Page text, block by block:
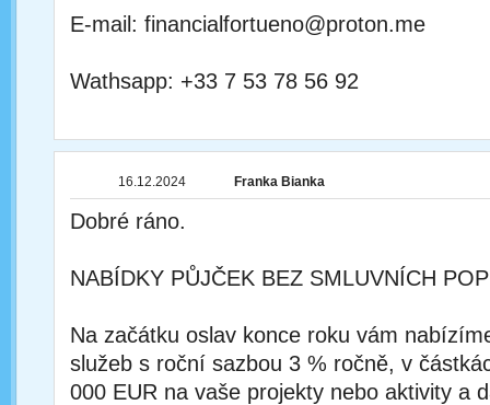
E-mail: financialfortueno@proton.me
Wathsapp: +33 7 53 78 56 92
16.12.2024 Franka Bianka
Dobré ráno.
NABÍDKY PŮJČEK BEZ SMLUVNÍCH
Na začátku oslav konce roku vám
služeb s roční sazbou 3 % ročně, v
000 EUR na vaše projekty nebo aktivity a